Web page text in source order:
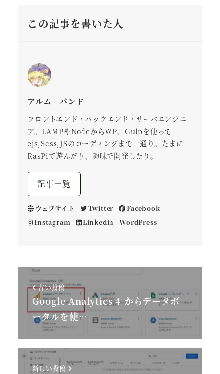
この記事を書いた人
アルム＝バンド
フロントエンド・バックエンド・サーバエンジニ
ア。LAMPやNodeからWP、Gulpを使って
ejs,Scss,JSのコーディングまで一通り。たまに
RasPiで遊んだり、趣味で開発したり。
記事一覧
ウェブサイト Twitter
Facebook
Instagram
Linkedin WordPress
古い投稿
Google Analytics 4 からデータポ
ータルを使…
新しい投稿